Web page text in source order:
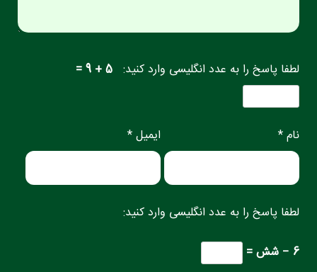
لطفا پاسخ را به عدد انگلیسی وارد کنید: 5 + 9 =
نام * ایمیل *
لطفا پاسخ را به عدد انگلیسی وارد کنید:
6 − شش =